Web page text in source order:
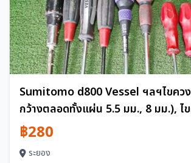
Sumitomo d800 Vessel ฯลฯไขคว
กว้างตลอดทั้งแผ่น 5.5 มม., 8 มม.), ไ
หัวแบนพร้อมแม่เหล็ก, ไขควงเจาะฯลฯ
฿280
ระยอง